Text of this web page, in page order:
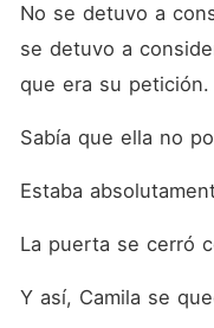
No se detuvo a
se detuvo a
que era su petición.
Sabía que ella no
Estaba
La puerta se cerró
Y así, Camila se